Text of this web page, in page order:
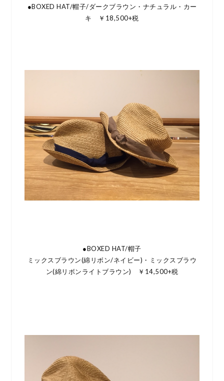
●BOXED HAT/帽子/ダークブラウン・ナチュラル・カー
キ ￥18,500+税
●BOXED HAT/帽子
ミックスブラウン(綿リボン/ネイビー)・ミックスブラウ
ン(綿リボンライトブラウン) ￥14,500+税